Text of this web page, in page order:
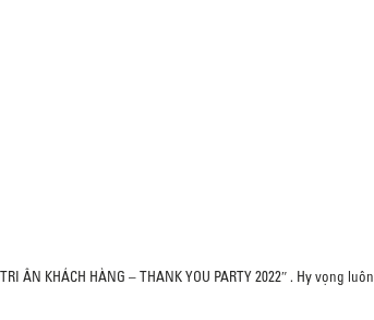
KHÁCH HÀNG – THANK YOU PARTY 2022″ . Hy vọng luôn